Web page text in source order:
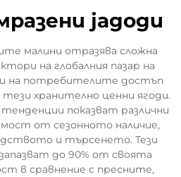
jagоди
малини отразява сложна
на глобалния пазар на
на потребителите достъп
хранително ценни ягоди.
показват различни
от сезонното наличие,
и търсенето. Тези
до 90% от своята
в сравнение с пресните,